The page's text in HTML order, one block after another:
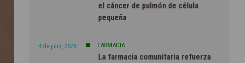
el cáncer de pulmón de célula
pequeña
4 de julio, 2026 FARMACIA
La farmacia comunitaria refuerza